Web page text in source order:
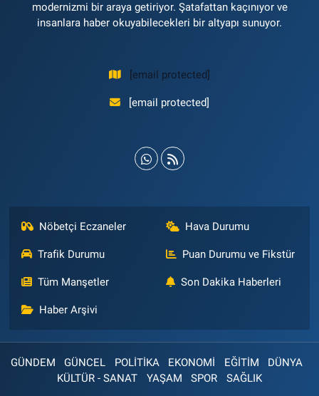
modernizmi bir araya getiriyor. Şatafattan kaçınıyor ve
insanlara haber okuyabilecekleri bir altyapı sunuyor.
[email protected]
[email protected]
Nöbetçi Eczaneler Hava Durumu
Trafik Durumu Puan Durumu ve Fikstür
Tüm Manşetler Son Dakika Haberleri
Haber Arşivi
GÜNDEM GÜNCEL POLİTİKA EKONOMİ EĞİTİM
DÜNYA
KÜLTÜR - SANAT
YAŞAM SPOR SAĞLIK